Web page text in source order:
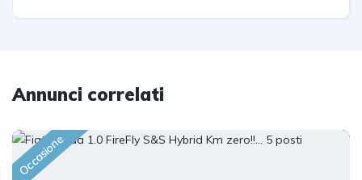
Annunci correlati
Occasione